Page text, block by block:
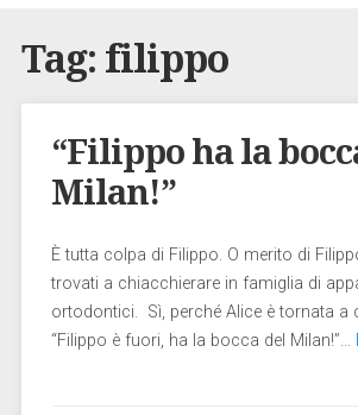
Tag: filippo
“Filippo ha la
Milan!”
È tutta colpa di Filippo. O merito di
trovati a chiacchierare in famiglia di
ortodontici. Sì, perché Alice è tornata a
“Filippo è fuori, ha la bocca del Milan!”…